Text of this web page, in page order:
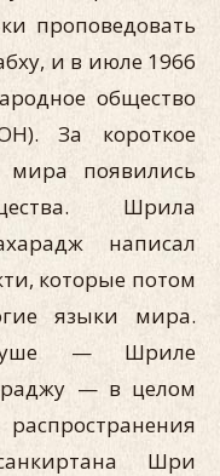
проповедовать
и в июле 1966
общество
За короткое
появились
Шрила
написал
которые потом
языки мира.
— Шриле
— в целом
Шри